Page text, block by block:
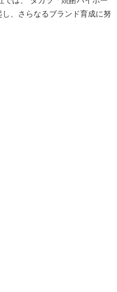
、さらなるブランド育成に努